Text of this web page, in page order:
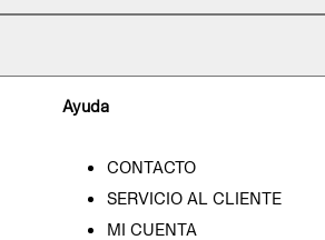
Ayuda
CONTACTO
SERVICIO AL CLIENTE
MI CUENTA